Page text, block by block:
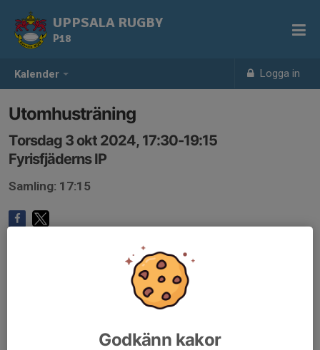
Kalender Logga in
UPPSALA RUGBY
P18
Utomhusträning
Torsdag 3 okt 2024, 17:30-19:15
Fyrisfjäderns IP
Samling: 17:15
Godkänn kakor